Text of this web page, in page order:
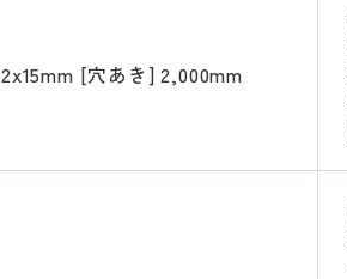
2x15mm [穴あき] 2,000mm